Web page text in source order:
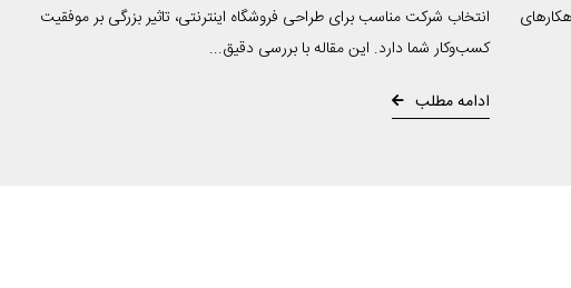
انتخاب شرکت مناسب برای طراحی فروشگاه اینترنتی، تاثیر بزرگی بر موفقیت
کسب‌وکار شما دارد. این مقاله با بررسی دقیق...
ادامه مطلب